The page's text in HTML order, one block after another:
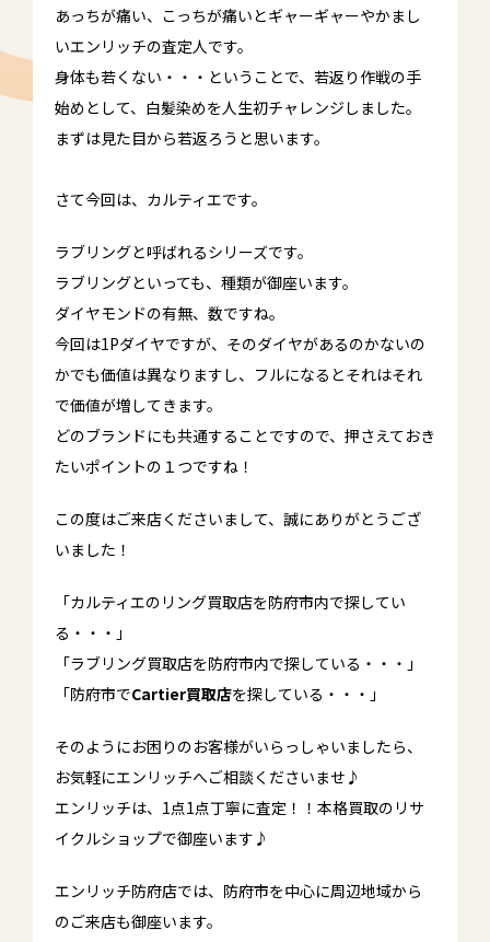
あっちが痛い、こっちが痛いとギャーギャーやかまし
いエンリッチの査定人です。
身体も若くない・・・ということで、若返り作戦の手
始めとして、白髪染めを人生初チャレンジしました。
まずは見た目から若返ろうと思います。
さて今回は、カルティエです。
ラブリングと呼ばれるシリーズです。
ラブリングといっても、種類が御座います。
ダイヤモンドの有無、数ですね。
今回は1Pダイヤですが、そのダイヤがあるのかないの
かでも価値は異なりますし、フルになるとそれはそれ
で価値が増してきます。
どのブランドにも共通することですので、押さえておき
たいポイントの１つですね！
この度はご来店くださいまして、誠にありがとうござ
いました！
「カルティエのリング買取店を防府市内で探してい
る・・・」
「ラブリング買取店を防府市内で探している・・・」
「防府市でCartier買取店を探している・・・」
そのようにお困りのお客様がいらっしゃいましたら、
お気軽にエンリッチへご相談くださいませ♪
エンリッチは、1点1点丁寧に査定！！本格買取のリサ
イクルショップで御座います♪
エンリッチ防府店では、防府市を中心に周辺地域から
のご来店も御座います。